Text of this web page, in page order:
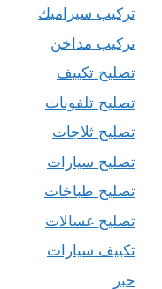
تركيب سيراميك
تركيب مداخن
تصليح تكييف
تصليح تلفونات
تصليح ثلاجات
تصليح سيارات
تصليح طباخات
تصليح غسالات
تكييف سيارات
حبر